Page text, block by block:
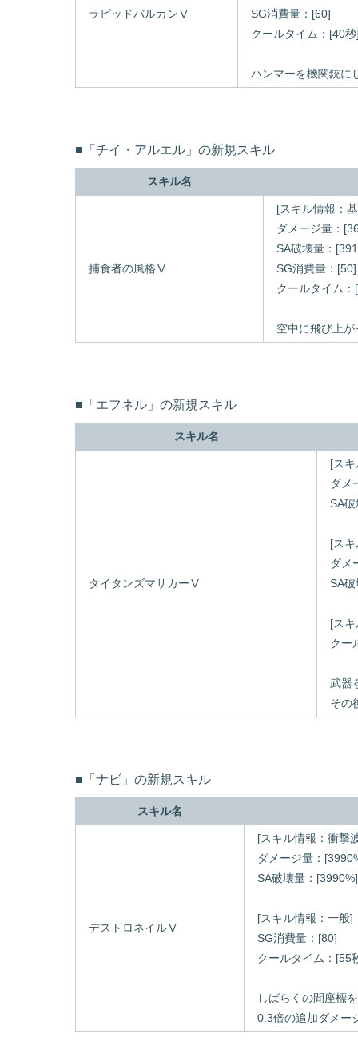
ラピッドバルカンⅤ
SG消費量：[60]
クールタイム：[40
ハンマーを機関銃に
■「チイ・アルエル」の新規スキル
スキル名
捕食者の風格Ⅴ
[スキル情報：
ダメージ量：
SA破壊量：
SG消費量：[50]
クールタイム：
空中に飛び上
■「エフネル」の新規スキル
スキル名
タイタンズマサカーⅤ
[ス
ダメ
SA
[ス
ダメ
SA
[ス
クー
武器
その
■「ナビ」の新規スキル
スキル名
デストロネイルⅤ
[スキル情報：衝撃
ダメージ量：
SA破壊量：[3990%]
[スキル情報：一般]
SG消費量：[80]
クールタイム：[55
しばらくの間座標
0.3倍の追加ダメー